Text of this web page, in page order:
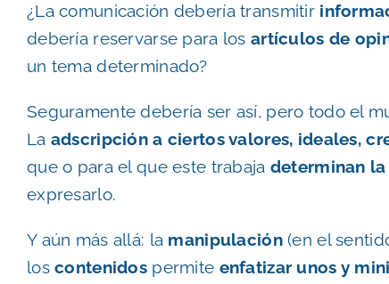
¿La comunicación debería transmitir
debería reservarse para los artículos de
un tema determinado?
Seguramente debería ser así, pero todo el
La adscripción a ciertos valores, ideales,
que o para el que este trabaja determinan
expresarlo.
Y aún más allá: la manipulación(en el
loscontenidos permite enfatizar unos y